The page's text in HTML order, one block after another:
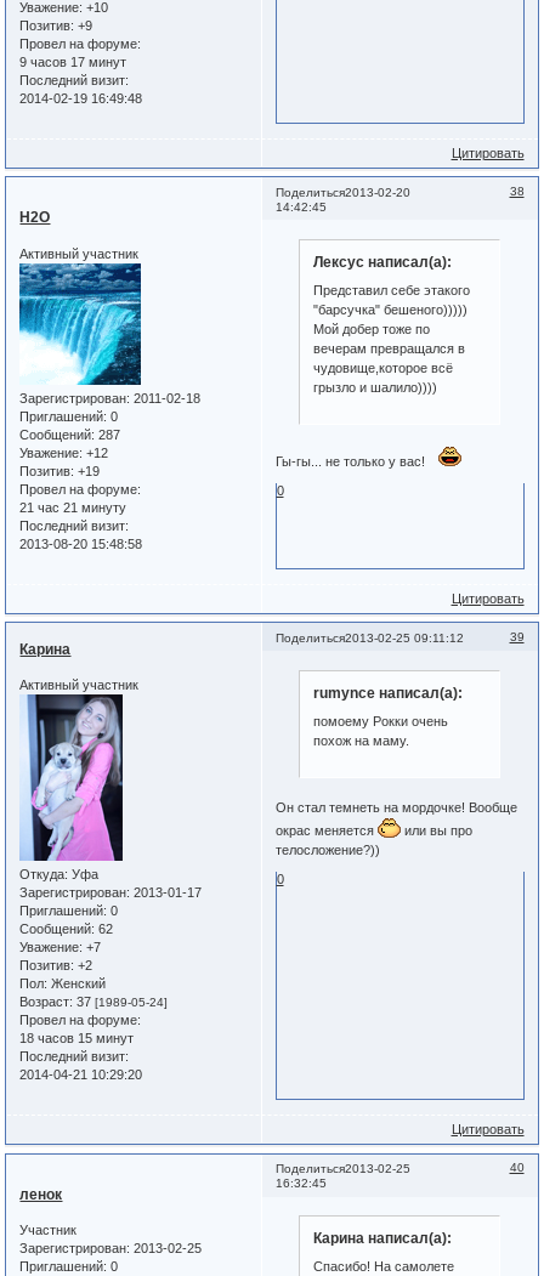
Уважение: +10
Позитив: +9
Провел на форуме:
9 часов 17 минут
Последний визит:
2014-02-19 16:49:48
Цитировать
Поделиться 38
2013-02-20
14:42:45
Н2О
Активный участник
Зарегистрирован: 2011-02-18
Приглашений: 0
Сообщений: 287
Уважение: +12
Позитив: +19
Провел на форуме:
21 час 21 минуту
Последний визит:
2013-08-20 15:48:58
Лексус написал(а):
Представил себе этакого
"барсучка" бешеного)))))
Мой добер тоже по
вечерам превращался в
чудовище,которое всё
грызло и шалило))))
Гы-гы... не только у вас!
0
Цитировать
Поделиться 39
2013-02-25 09:11:12
Карина
Активный участник
Откуда: Уфа
Зарегистрирован: 2013-01-17
Приглашений: 0
Сообщений: 62
Уважение: +7
Позитив: +2
Пол: Женский
Возраст: 37[1989-05-24]
Провел на форуме:
18 часов 15 минут
Последний визит:
2014-04-21 10:29:20
rumynce написал(а):
помоему Рокки очень
похож на маму.
Он стал темнеть на мордочке! Вообще
окрас меняется
или вы про
телосложение?))
0
Цитировать
Поделиться 40
2013-02-25
16:32:45
ленок
Участник
Зарегистрирован: 2013-02-25
Приглашений: 0
Карина написал(а):
Спасибо! На самолете